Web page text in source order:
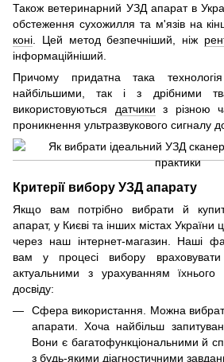
Також ветеринарний УЗД апарат в
обстеження сухожилля та м'язів на
коні . Цей метод безпечніший, ніж
інформаційніший.
Причому придатна така
найбільшими, так і з дрібними
використовуються датчики з різною
проникнення ультразвукового сигналу
Критерії вибору УЗД апарату
Якщо вам потрібно вибрати й
апарат, у Києві та інших містах України
через наш інтернет-магазин. Наші
вам у процесі вибору враховувати
актуальними з урахуванням їхнього
досвіду:
Сфера використання. Можна
апарати. Хоча найбільш
Вони є багатофункціональними й
з будь-якими діагностичними